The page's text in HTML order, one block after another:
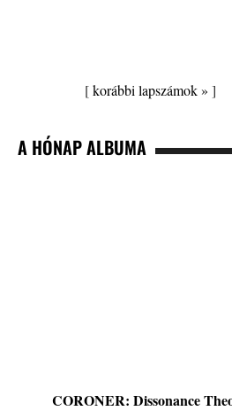
[korábbi lapszámok » ]
A HÓNAP ALBUMA
CORONER: Dissonance